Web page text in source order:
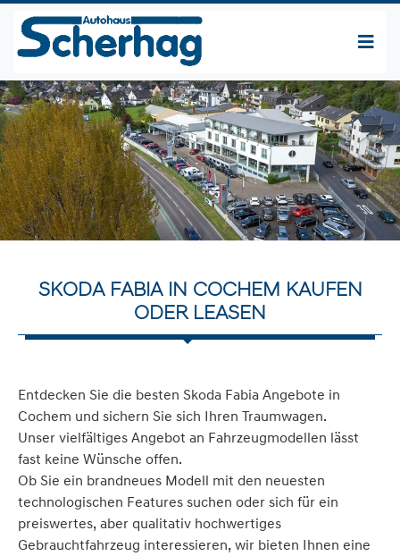
SKODA FABIA IN COCHEM KAUFEN
ODER LEASEN
Entdecken Sie die besten Skoda Fabia Angebote in
Cochem und sichern Sie sich Ihren Traumwagen.
Unser vielfältiges Angebot an Fahrzeugmodellen lässt
fast keine Wünsche offen.
Ob Sie ein brandneues Modell mit den neuesten
technologischen Features suchen oder sich für ein
preiswertes, aber qualitativ hochwertiges
Gebrauchtfahrzeug interessieren, wir bieten Ihnen eine